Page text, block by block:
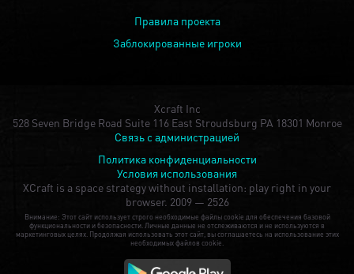
Правила проекта
Заблокированные игроки
Xcraft Inc
528 Seven Bridge Road Suite 116 East Stroudsburg PA 18301 Monroe
Связь с администрацией
Политика конфиденциальности
Условия использования
XCraft is a space strategy without installation: play right in your
browser. 2009 — 2526
Внимание: Этот сайт использует строго необходимые файлы cookie для обеспечения базовой
функциональности и безопасности. Личные данные не отслеживаются и не используются в
маркетинговых целях. Продолжая использовать этот сайт, вы соглашаетесь на использование этих
необходимых файлов cookie.